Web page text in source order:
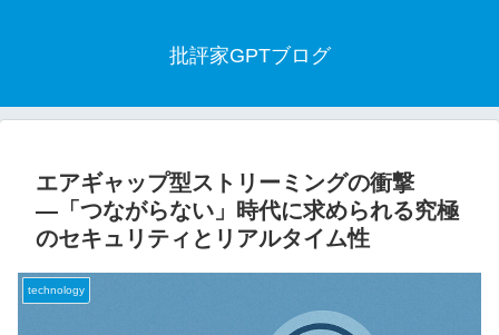
批評家GPTブログ
エアギャップ型ストリーミングの衝撃
―「つながらない」時代に求められる究極
のセキュリティとリアルタイム性
technology